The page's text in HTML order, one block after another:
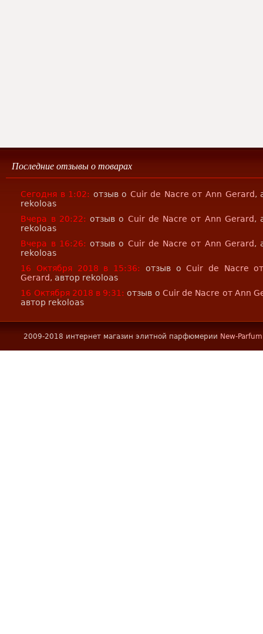
Последние отзывы о товарах
Сегодня в 1:02: отзыв о Cuir de Nacre от Ann Gerard,
rekoloas
Вчера в 20:22: отзыв о Cuir de Nacre от Ann Gerard,
rekoloas
Вчера в 16:26: отзыв о Cuir de Nacre от Ann Gerard,
rekoloas
16 Октября 2018 в 15:36:
отзыв оCuir de Nacre
Gerard, автор rekoloas
16 Октября 2018 в 9:31: отзыв о Cuir de Nacre от Ann
автор rekoloas
2009-2018 интернет магазин элитной парфюмерии New-